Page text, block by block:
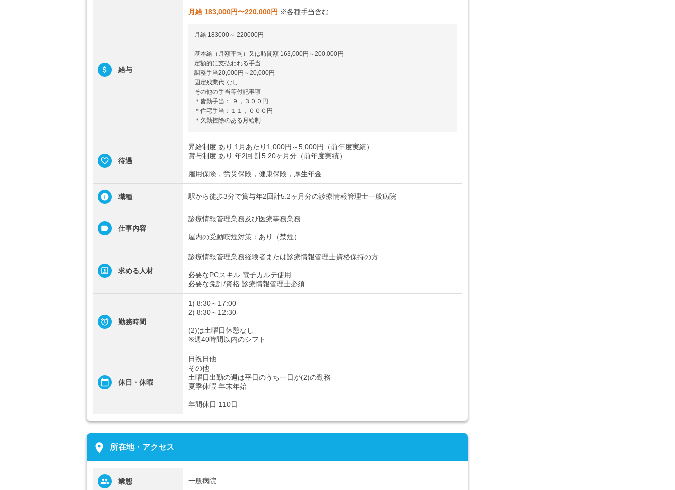
給与
月給 183,000円〜220,000円 ※各種手当含む
月給 183000～ 220000円
基本給（月額平均）又は時間額 163,000円～200,000円
定額的に支払われる手当
調整手当20,000円～20,000円
固定残業代 なし
その他の手当等付記事項
＊皆勤手当： ９，３００円
＊住宅手当：１１，０００円
＊欠勤控除のある月給制
待遇
昇給制度 あり 1月あたり1,000円～5,000円（前年度実績）
賞与制度 あり 年2回 計5.20ヶ月分（前年度実績）
雇用保険，労災保険，健康保険，厚生年金
職種 駅から徒歩3分で賞与年2回計5.2ヶ月分の診療情報管理士一般病院
仕事内容
診療情報管理業務及び医療事務業務
屋内の受動喫煙対策：あり（禁煙）
求める人材
診療情報管理業務経験者または診療情報管理士資格保持の方
必要なPCスキル 電子カルテ使用
必要な免許/資格 診療情報管理士必須
勤務時間
1) 8:30～17:00
2) 8:30～12:30
(2)は土曜日休憩なし
※週40時間以内のシフト
休日・休暇
日祝日他
その他
土曜日出勤の週は平日のうち一日が(2)の勤務
夏季休暇 年末年始
年間休日 110日
place 所在地・アクセス
業態 一般病院